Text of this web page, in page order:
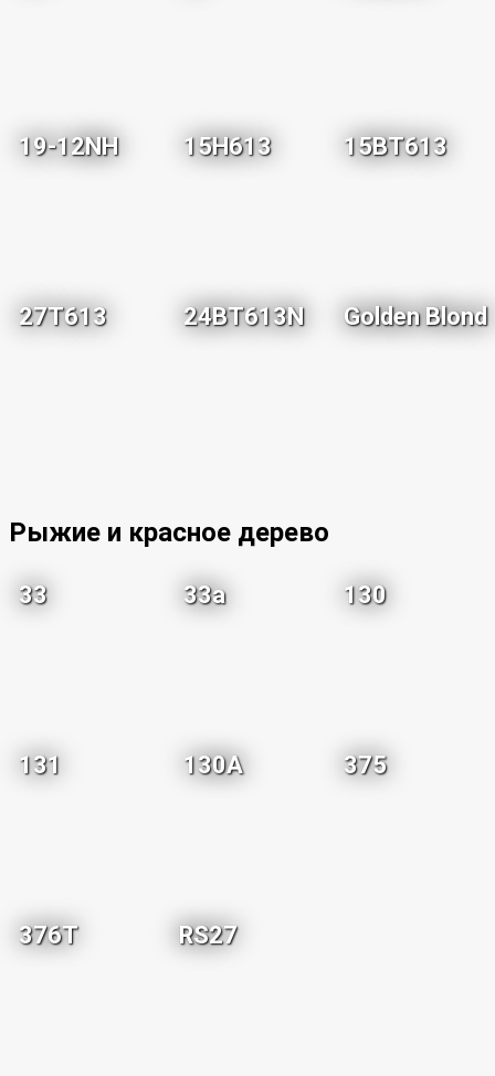
19-12NH 15H613 15BT613
27T613 24BT613N Golden Blond
Рыжие и красное дерево
33 33a 130
131 130A 375
376T RS27